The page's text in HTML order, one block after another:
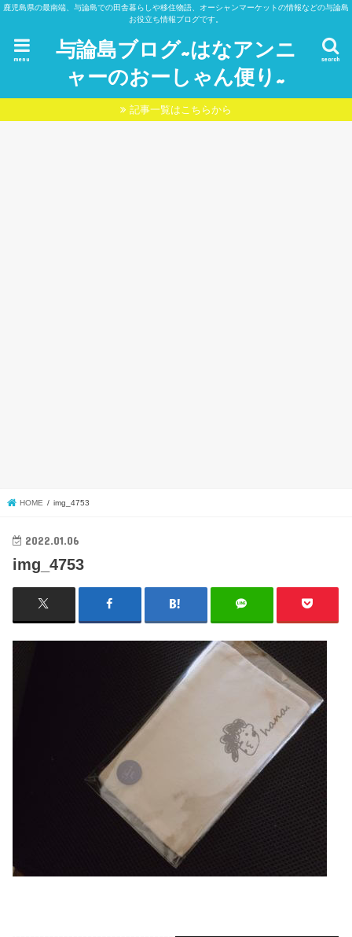
鹿児島県の最南端、与論島での田舎暮らしや移住物語、オーシャンマーケットの情報などの与論島
お役立ち情報ブログです。
与論島ブログ~はなアンニ
ャーのおーしゃん便り~
search
menu
記事一覧はこちらから
HOME img_4753
2022.01.06
img_4753